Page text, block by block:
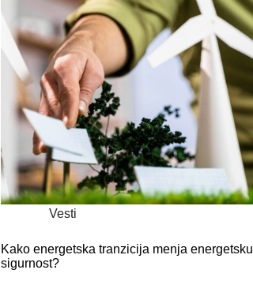
Vesti
Kako energetska tranzicija menja energetsku
sigurnost?